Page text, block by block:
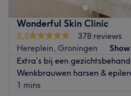
behandeling optimaal kan
Producten: Salonnepro,
Ervaringen: Onze specialisten
jarenlang ervaring.
Specialiteiten: Allround
gezichtsbehandeling,
tandenbleken, tandkristal,
Wonderful Skin Clinic
5,0
378 reviews
Hereplein, Groningen
Extra’s bij een
Wenkbrauwen harsen &
1 mins